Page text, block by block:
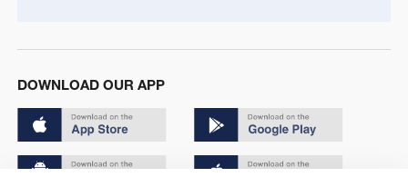
DOWNLOAD OUR APP